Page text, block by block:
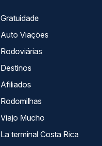
Gratuidade
Auto Viações
Rodoviárias
Destinos
Afiliados
Rodomilhas
Viajo Mucho
La terminal Costa Rica